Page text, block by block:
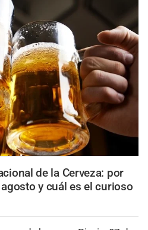
de la Cerveza: por
y cuál es el curioso